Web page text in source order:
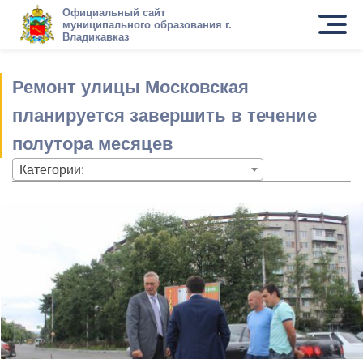
Официальный сайт
муниципального образования г.
Владикавказ
Ремонт улицы Московская
планируется завершить в течение
полутора месяцев
Категории: